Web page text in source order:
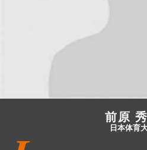
エント
JBCF ROAD
前原
日本体育